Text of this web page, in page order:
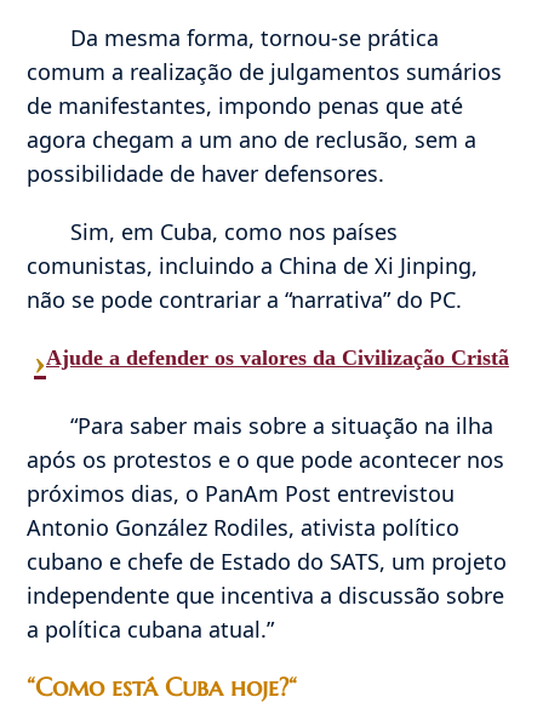
Da mesma forma, tornou-se prática
comum a realização de julgamentos sumários
de manifestantes, impondo penas que até
agora chegam a um ano de reclusão, sem a
possibilidade de haver defensores.
Sim, em Cuba, como nos países
comunistas, incluindo a China de Xi Jinping,
não se pode contrariar a “narrativa” do PC.
›Ajude a defender os valores da Civilização Cristã
“Para saber mais sobre a situação na ilha
após os protestos e o que pode acontecer nos
próximos dias, o PanAm Post entrevistou
Antonio González Rodiles, ativista político
cubano e chefe de Estado do SATS, um projeto
independente que incentiva a discussão sobre
a política cubana atual.”
“Como está Cuba hoje?“